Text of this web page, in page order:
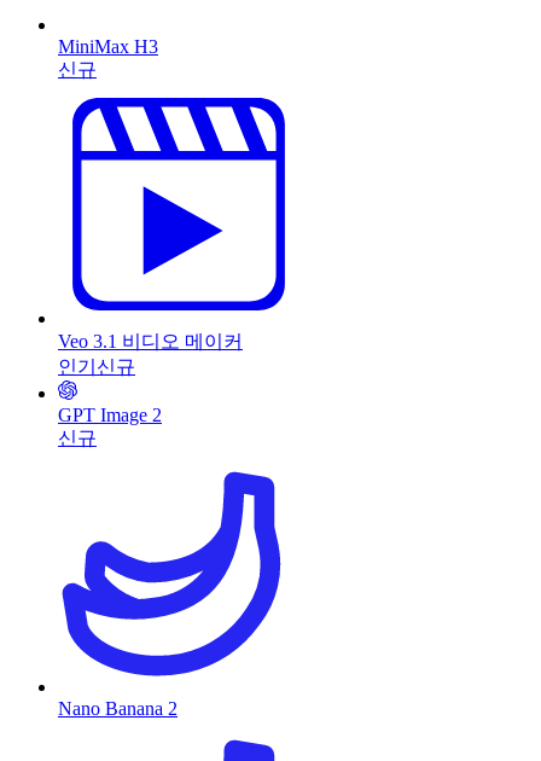
MiniMax H3
신규
Veo 3.1 비디오 메이커
인기 신규
GPT Image 2
신규
Nano Banana 2